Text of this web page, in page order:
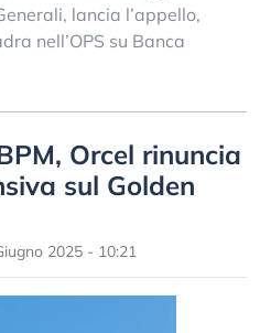
lancia l’appello,
nell’OPS su Banca
Orcel rinuncia
sul Golden
2025 - 10:21